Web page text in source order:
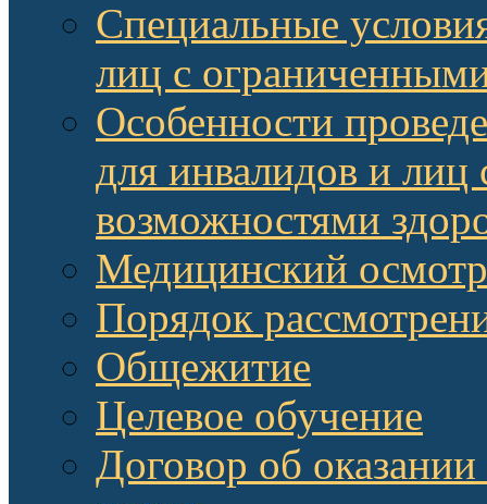
Специальные
лиц с
Особенности
для инвалидов и
возможностями
Медицинский осмотр
Порядок
Общежитие
Целевое обучение
Договор об